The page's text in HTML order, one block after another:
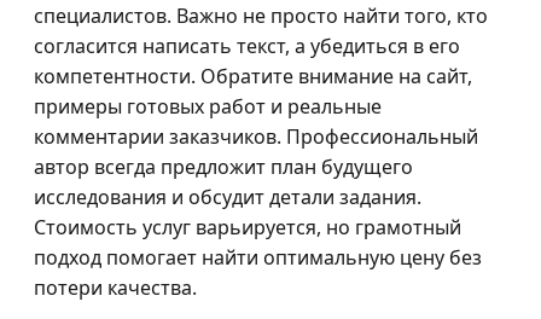
специалистов. Важно не просто найти того, кто
согласится написать текст, а убедиться в его
компетентности. Обратите внимание на сайт,
примеры готовых работ и реальные
комментарии заказчиков. Профессиональный
автор всегда предложит план будущего
исследования и обсудит детали задания.
Стоимость услуг варьируется, но грамотный
подход помогает найти оптимальную цену без
потери качества.